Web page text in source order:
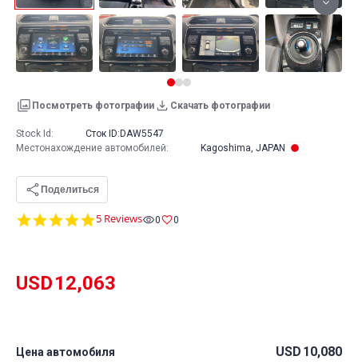
Посмотреть фотографии Скачать фотографии
4.8
5 Reviews 0 0
USD12,063
Цена автомобиля USD 10,080
Stock Id: Сток ID: DAW5547
Местонахождение автомобилей: Kagoshima, JAPAN
Поделиться